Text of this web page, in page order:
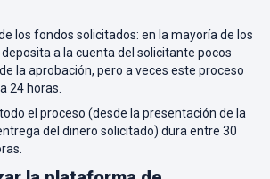
los fondos solicitados: en la mayoría de los
a la cuenta del solicitante pocos
la aprobación, pero a veces este proceso
24 horas.
el proceso (desde la presentación de la
del dinero solicitado) dura entre 30